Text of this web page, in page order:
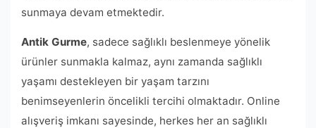
sunmaya devam etmektedir.
Antik Gurme, sadece sağlıklı beslenmeye yönelik
ürünler sunmakla kalmaz, aynı zamanda sağlıklı
yaşamı destekleyen bir yaşam tarzını
benimseyenlerin öncelikli tercihi olmaktadır. Online
alışveriş imkanı sayesinde, herkes her an sağlıklı